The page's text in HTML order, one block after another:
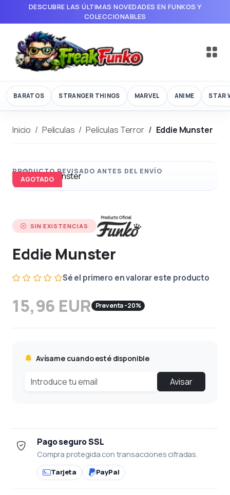
DESCUBRE LAS ÚLTIMAS NOVEDADES EN FUNKOS Y
COLECCIONABLES
BARATOS STRANGER THINGS MARVEL ANIME STAR
Inicio Peliculas Películas Terror Eddie Munster
AGOTADO
SIN EXISTENCIAS
Eddie Munster
Sé el primero en valorar este producto
15,96 EUR Preventa -20%
Avísame cuando esté disponible
Avisar
Pago seguro SSL
Compra protegida con transacciones cifradas.
Tarjeta PayPal